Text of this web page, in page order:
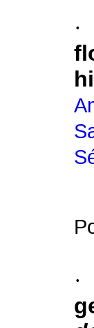
·
·